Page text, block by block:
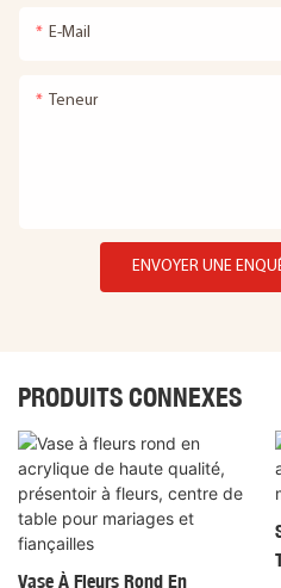
E-Mail
Teneur
ENVOYER UNE
PRODUITS CONNEXES
Vase À Fleurs Rond En